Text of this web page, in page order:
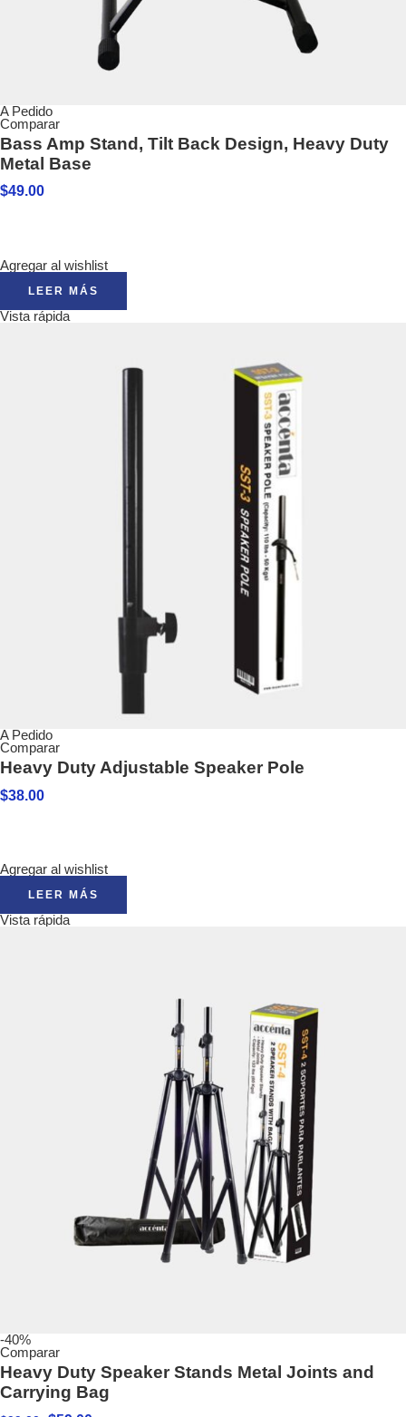
A Pedido
Comparar
Bass Amp Stand, Tilt Back Design, Heavy Duty
Metal Base
$49.00
Agregar al wishlist
LEER MÁS
Vista rápida
A Pedido
Comparar
Heavy Duty Adjustable Speaker Pole
$38.00
Agregar al wishlist
LEER MÁS
Vista rápida
-40%
Comparar
Heavy Duty Speaker Stands Metal Joints and
Carrying Bag